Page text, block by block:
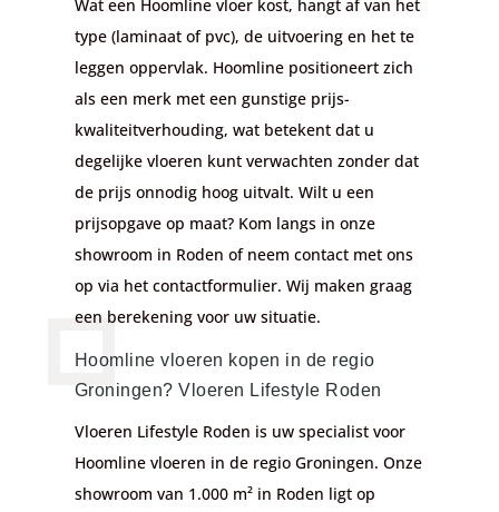
Wat een Hoomline vloer kost, hangt af van het
type (laminaat of pvc), de uitvoering en het te
leggen oppervlak. Hoomline positioneert zich
als een merk met een gunstige prijs-
kwaliteitverhouding, wat betekent dat u
degelijke vloeren kunt verwachten zonder dat
de prijs onnodig hoog uitvalt. Wilt u een
prijsopgave op maat? Kom langs in onze
showroom in Roden of neem contact met ons
op via het contactformulier. Wij maken graag
een berekening voor uw situatie.
Hoomline vloeren kopen in de regio
Groningen? Vloeren Lifestyle Roden
Vloeren Lifestyle Roden is uw specialist voor
Hoomline vloeren in de regio Groningen. Onze
showroom van 1.000 m² in Roden ligt op